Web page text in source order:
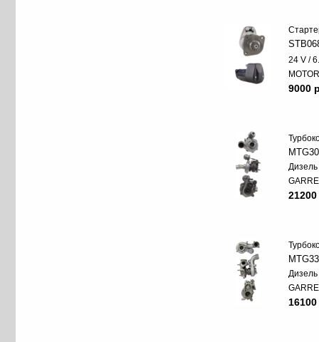
24 V /
9000
Дизель
Дизель